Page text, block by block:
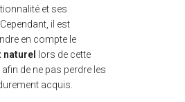
et ses
il est
en compte le
lors de cette
de ne pas perdre les
acquis.